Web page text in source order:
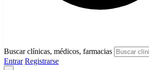
Buscar clínicas, médicos, farmacias
Entrar Registrarse